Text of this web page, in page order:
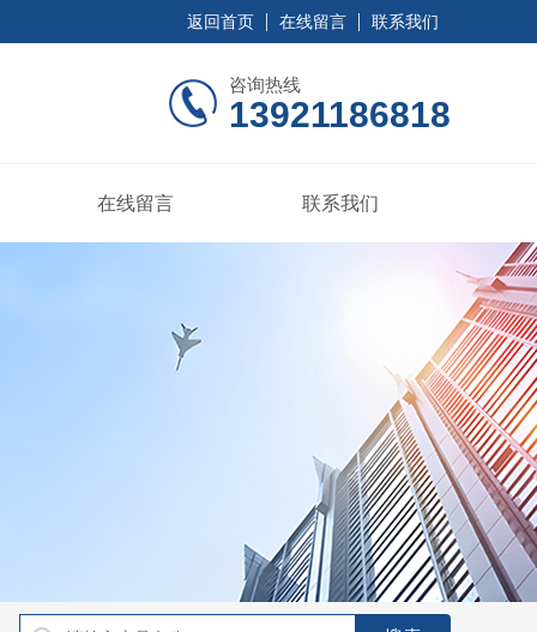
返回首页 在线留言 联系我们
咨询热线
13921186818
在线留言 联系我们